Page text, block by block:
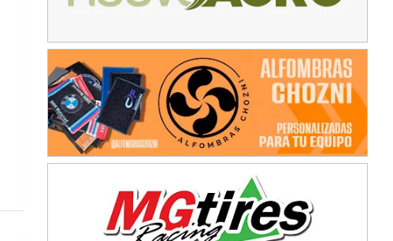
El Cerro (Tierra)
PATAGONICO - F6
Moto Club Reginense (Tierra)
Gral. E. Godoy (Río Negro)
CSK - F7
Juventud Unida (Tierra)
Humboldt (Santa Fe)
Ciudad de Avellaneda (Asfalto)
Avellaneda (Santa Fe)
SUR SANTAFESINO - F4